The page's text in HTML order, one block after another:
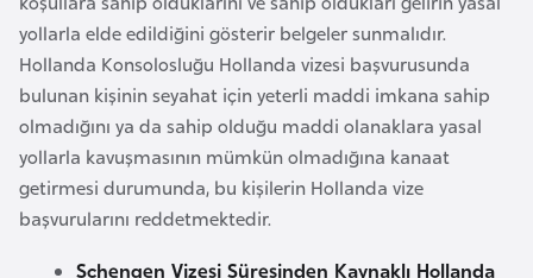
yollarla elde edildiğini gösterir belgeler sunmalıdır.
Hollanda Konsolosluğu Hollanda vizesi başvurusunda
bulunan kişinin seyahat için yeterli maddi imkana sahip
olmadığını ya da sahip olduğu maddi olanaklara yasal
yollarla kavuşmasının mümkün olmadığına kanaat
getirmesi durumunda, bu kişilerin Hollanda vize
başvurularını reddetmektedir.
Schengen Vizesi Süresinden Kaynaklı Hollanda
B
e
l
ç
i
k
a